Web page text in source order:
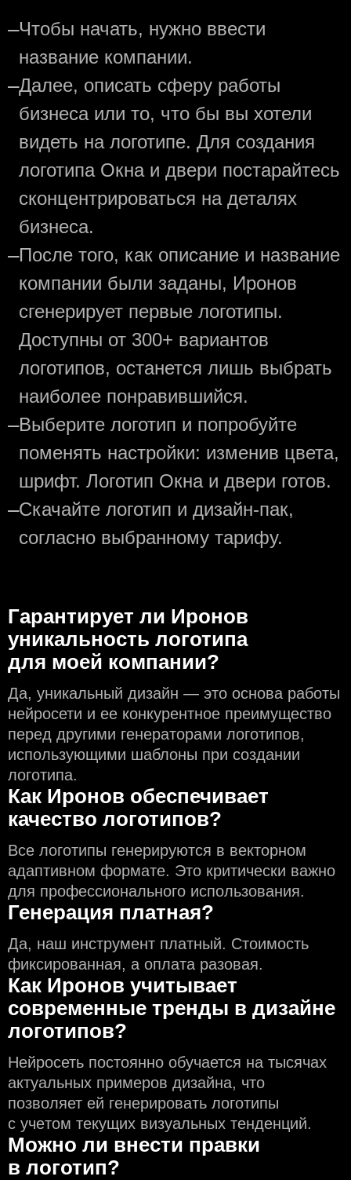
—Чтобы начать, нужно ввести
название компании.
—Далее, описать сферу работы
бизнеса или то, что бы вы хотели
видеть на логотипе. Для создания
логотипа Окна и двери постарайтесь
сконцентрироваться на деталях
бизнеса.
—После того, как описание и название
компании были заданы, Иронов
сгенерирует первые логотипы.
Доступны от 300+ вариантов
логотипов, останется лишь выбрать
наиболее понравившийся.
—Выберите логотип и попробуйте
поменять настройки: изменив цвета,
шрифт. Логотип Окна и двери готов.
—Скачайте логотип и дизайн-пак,
согласно выбранному тарифу.
Гарантирует ли Иронов
уникальность логотипа
для моей компании?
Да, уникальный дизайн — это основа работы
нейросети и еe конкурентное преимущество
перед другими генераторами логотипов,
использующими шаблоны при создании
логотипа.
Как Иронов обеспечивает
качество логотипов?
Все логотипы генерируются в векторном
адаптивном формате. Это критически важно
для профессионального использования.
Генерация платная?
Да, наш инструмент платный. Стоимость
фиксированная, а оплата разовая.
Как Иронов учитывает
современные тренды в дизайне
логотипов?
Нейросеть постоянно обучается на тысячах
актуальных примеров дизайна, что
позволяет ей генерировать логотипы
с учeтом текущих визуальных тенденций.
Можно ли внести правки
в логотип?